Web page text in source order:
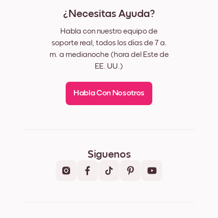
¿Necesitas Ayuda?
Habla con nuestro equipo de
soporte real, todos los días de 7 a.
m. a medianoche (hora del Este de
EE. UU.)
Habla Con Nosotros
Síguenos